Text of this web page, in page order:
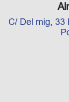
C/ Del mig, 33